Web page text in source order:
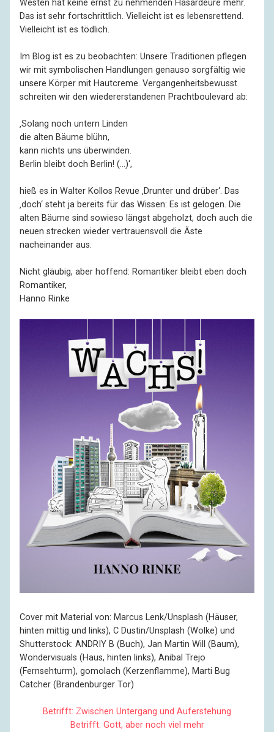
Westen hat keine ernst zu nehmenden Hasardeure mehr.
Das ist sehr fortschrittlich. Vielleicht ist es lebensrettend.
Vielleicht ist es tödlich.
Im Blog ist es zu beobachten: Unsere Traditionen pflegen
wir mit symbolischen Handlungen genauso sorgfältig wie
unsere Körper mit Hautcreme. Vergangenheitsbewusst
schreiten wir den wiedererstandenen Prachtboulevard ab:
‚Solang noch untern Linden
die alten Bäume blühn,
kann nichts uns überwinden.
Berlin bleibt doch Berlin! (…)‘,
hieß es in Walter Kollos Revue ‚Drunter und drüber‘. Das
‚doch‘ steht ja bereits für das Wissen: Es ist gelogen. Die
alten Bäume sind sowieso längst abgeholzt, doch auch die
neuen strecken wieder vertrauensvoll die Äste
nacheinander aus.
Nicht gläubig, aber hoffend: Romantiker bleibt eben doch
Romantiker,
Hanno Rinke
Cover mit Material von: Marcus Lenk/Unsplash (Häuser,
hinten mittig und links), C Dustin/Unsplash (Wolke) und
Shutterstock: ANDRIY B (Buch), Jan Martin Will (Baum),
Wondervisuals (Haus, hinten links), Anibal Trejo
(Fernsehturm), gomolach (Kerzenflamme), Marti Bug
Catcher (Brandenburger Tor)
Betrifft: Zwischen Untergang und Auferstehung
Betrifft: Gott, aber noch viel mehr